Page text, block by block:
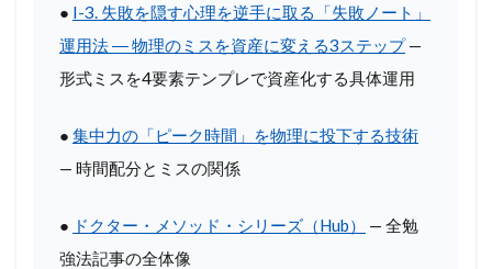
● I-3. 失敗を隠す心理を逆手に取る「失敗ノート」
運用法 ― 物理のミスを資産に変える3ステップ—
形式ミスを4要素テンプレで資産化する具体運用
● 集中力の「ピーク時間」を物理に投下する技術
— 時間配分とミスの関係
● ドクター・メソッド・シリーズ（Hub）
— 全勉
強法記事の全体像